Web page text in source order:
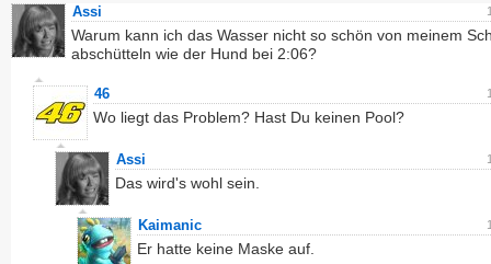
Assi
Warum kann ich das Wasser nicht so schön von meinem
abschütteln wie der Hund bei 2:06?
46
Wo liegt das Problem? Hast Du keinen Pool?
Assi
Das wird's wohl sein.
Kaimanic
Er hatte keine Maske auf.